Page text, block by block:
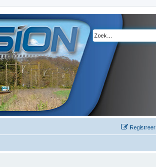
Registreer